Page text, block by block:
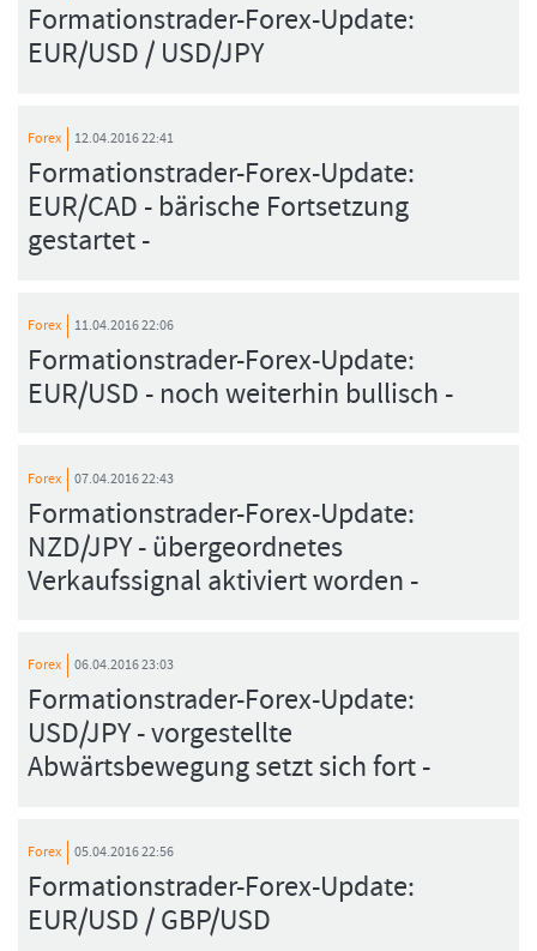
Formationstrader-Forex-Update:
EUR/USD / USD/JPY
Forex 12.04.2016 22:41
Formationstrader-Forex-Update:
EUR/CAD - bärische Fortsetzung
gestartet -
Forex 11.04.2016 22:06
Formationstrader-Forex-Update:
EUR/USD - noch weiterhin bullisch -
Forex 07.04.2016 22:43
Formationstrader-Forex-Update:
NZD/JPY - übergeordnetes
Verkaufssignal aktiviert worden -
Forex 06.04.2016 23:03
Formationstrader-Forex-Update:
USD/JPY - vorgestellte
Abwärtsbewegung setzt sich fort -
Forex 05.04.2016 22:56
Formationstrader-Forex-Update:
EUR/USD / GBP/USD